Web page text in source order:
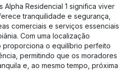
Alpha Residencial 1 significa viver
tranquilidade e segurança,
comerciais e serviços essenciais
Com uma localização
proporciona o equilíbrio perfeito
permitindo que os moradores
e, ao mesmo tempo, próxima